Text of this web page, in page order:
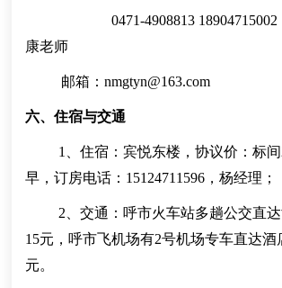
0471-4908813 18904715002
康老师
邮箱：nmgtyn@163.com
六、住宿与交通
1、住宿：宾悦东楼，协议价：标
早，订房电话：15124711596，杨经理；
2、交通：呼市火车站多趟公交直
15元，呼市飞机场有2号机场专车直达酒
元。